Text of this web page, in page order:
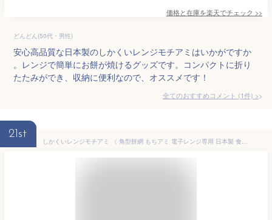
価格と在庫を楽天でチェック >>
どんどん(50代・男性)
安心高品質な日本製のしかくいレンジモチアミはいかがですか
。レンジで簡単にお餅が焼けるグッズです。コンパクトに折り
たたみができ、収納に便利なので、オススメです！
全てのおすすめコメント (1件) >
21st
しかくいレンジモチアミ （ 角型餅網 もちアミ 電子レンジ専用 日本製 食洗機対応 餅網 レンジ 簡単 便利 もち 調理 電子レンジ おもち 餅 お餅 網 くっつきにくい レンジ調理 料理 便利グッズ プラスチック製 ）